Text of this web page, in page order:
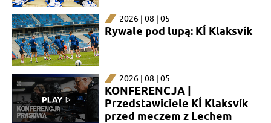
2026 | 08 | 05
Rywale pod lupą: KÍ Klaksvík
2026 | 08 | 05
KONFERENCJA |
Przedstawiciele KÍ Klaksvík
przed meczem z Lechem